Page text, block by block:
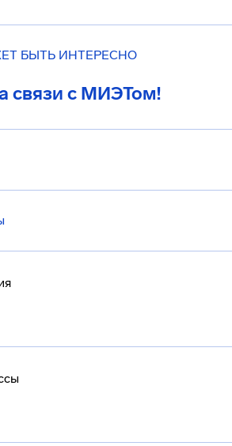
БЫТЬ ИНТЕРЕСНО
связи с МИЭТом!